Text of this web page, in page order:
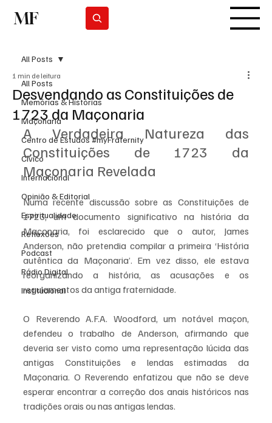
MF
All Posts
Memórias & Histórias
Maçonaria
Centro de Estudos #myFraternity
Cívico
Internacional
Opinião & Editorial
Espiritualidade
Reflexões
Podcast
Rádio Digital
Institucional
All Posts
Desvendando as Constituições de
1723 da Maçonaria
1 min de leitura
A Verdadeira Natureza das
Constituições de 1723 da
Maçonaria Revelada
Numa recente discussão sobre as Constituições de
1723, um documento significativo na história da
Maçonaria, foi esclarecido que o autor, James
Anderson, não pretendia compilar a primeira ‘História
autêntica da Maçonaria’. Em vez disso, ele estava
reorganizando a história, as acusações e os
regulamentos da antiga fraternidade.
O Reverendo A.F.A. Woodford, um notável maçon,
defendeu o trabalho de Anderson, afirmando que
deveria ser visto como uma representação lúcida das
antigas Constituições e lendas estimadas da
Maçonaria. O Reverendo enfatizou que não se deve
esperar encontrar a correção dos anais históricos nas
tradições orais ou nas antigas lendas.